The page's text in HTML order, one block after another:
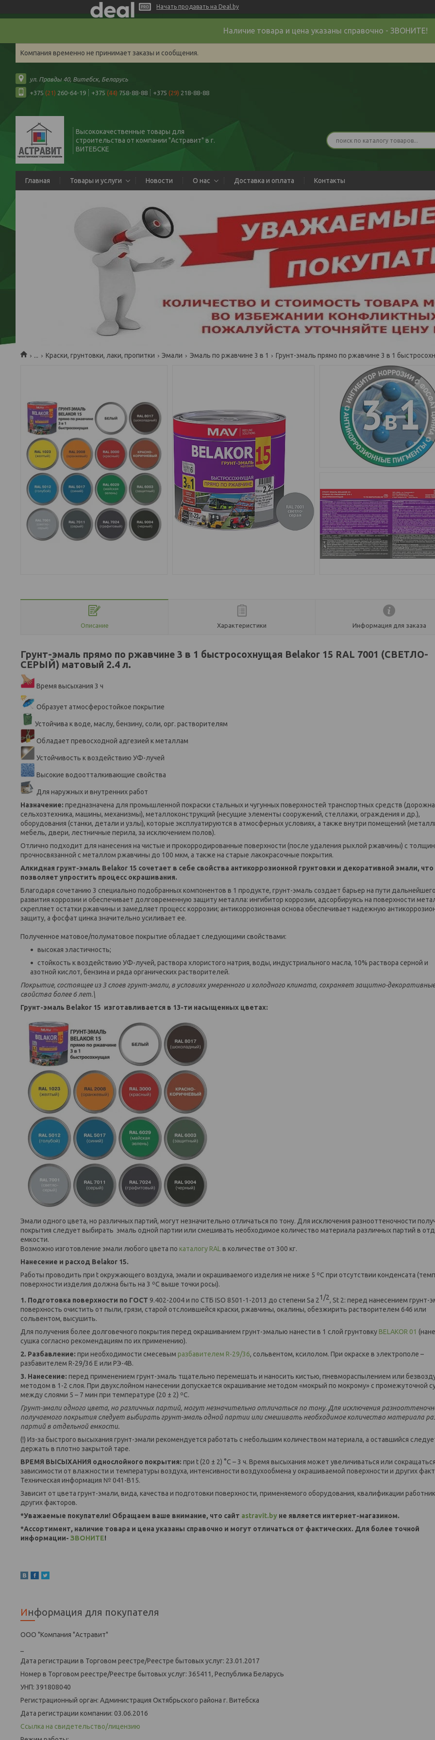
Начать продавать на Deal.by
Наличие товара и цена указаны справочно - ЗВОНИТЕ!
Компания временно не принимает заказы и сообщения.
ул. Правды 40, Витебск, Беларусь
+375 (21) 260-64-19 +375 (44) 758-88-88 +375 (29) 218-88-88
Высококачественные товары для
строительства от компании "Астравит" в г.
ВИТЕБСКЕ
Главная Товары и услуги Новости О нас Доставка и оплата Контакты
... Краски, грунтовки, лаки, пропитки Эмали Эмаль по ржавчине 3 в 1 Грунт-эмаль прямо по ржавчине 3 в 1
Описание Характеристики Информация для заказа
Грунт-эмаль прямо по ржавчине 3 в 1 быстросохнущая Belakor 15 RAL 7001 (СВЕТЛО-
СЕРЫЙ) матовый 2.4 л.
Время высыхания 3 ч
Образует атмосферостойкое покрытие
Устойчива к воде, маслу, бензину, соли, орг. растворителям
Обладает превосходной адгезией к металлам
Устойчивость к воздействию УФ-лучей
Высокие водоотталкивающие свойства
Для наружных и внутренних работ
Назначение: предназначена для промышленной покраски стальных и чугунных поверхностей транспортных средств
сельхозтехника, машины, механизмы), металлоконструкций (несущие элементы сооружений, стеллажи, ограждения и др.),
оборудования (станки, детали и узлы), которые эксплуатируются в атмосферных условиях, а также внутри помещений
мебель, двери, лестничные перила, за исключением полов).
Отлично подходит для нанесения на чистые и прокорродированные поверхности (после удаления рыхлой ржавчины) с
прочносвязанной с металлом ржавчины до 100 мкм, а также на старые лакокрасочные покрытия.
Алкидная грунт-эмаль Belakor 15 сочетает в себе свойства антикоррозионной грунтовки и декоративной эмали, что
позволяет упростить процесс окрашивания.
Благодаря сочетанию 3 специально подобранных компонентов в 1 продукте, грунт-эмаль создает барьер на пути дальнейшего
развития коррозии и обеспечивает долговременную защиту металла: ингибитор коррозии, адсорбируясь на поверхности
скрепляет остатки ржавчины и замедляет процесс коррозии; антикоррозионная основа обеспечивает надежную
защиту, а фосфат цинка значительно усиливает ее.
Полученное матовое/полуматовое покрытие обладает следующими свойствами:
высокая эластичность;
стойкость к воздействию УФ-лучей, раствора хлористого натрия, воды, индустриального масла, 10% раствора серной и
азотной кислот, бензина и ряда органических растворителей.
Покрытие, состоящее из 3 слоев грунт-эмали, в условиях умеренного и холодного климата, сохраняет защитно-декоративные
свойства более 6 лет.\
Грунт-эмаль Belakor 15 изготавливается в 13-ти насыщенных цветах:
Эмали одного цвета, но различных партий, могут незначительно отличаться по тону. Для исключения разнооттеночности
покрытия следует выбирать эмаль одной партии или смешивать необходимое количество материала различных партий в
емкости.
Возможно изготовление эмали любого цвета по каталогу RAL в количестве от 300 кг.
Нанесение и расход Belakor 15.
Работы проводить при t окружающего воздуха, эмали и окрашиваемого изделия не ниже 5 ºС при отсутствии конденсата
поверхности изделия должна быть на 3 ºС выше точки росы).
1. Подготовка поверхности по ГОСТ 9.402-2004 и по СТБ ISO 8501-1-2013 до степени Sa 21/2, St 2: перед нанесением грунт-
поверхность очистить от пыли, грязи, старой отслоившейся краски, ржавчины, окалины, обезжирить растворителем 646 или
сольвентом, высушить.
Для получения более долговечного покрытия перед окрашиванием грунт-эмалью нанести в 1 слой грунтовкуBELAKOR 01
сушка согласно рекомендациям по их применению).
2. Разбавление: при необходимости смесевым разбавителем R-29/36, сольвентом, ксилолом. При окраске в электрополе –
разбавителем R-29/36 E или РЭ-4В.
3. Нанесение: перед применением грунт-эмаль тщательно перемешать и наносить кистью, пневмораспылением или
методом в 1-2 слоя. При двухслойном нанесении допускается окрашивание методом «мокрый по мокрому» с промежуточной
между слоями 5 – 7 мин при температуре (20 ± 2) ºС.
Грунт-эмали одного цвета, но различных партий, могут незначительно отличаться по тону. Для исключения
получаемого покрытия следует выбирать грунт-эмаль одной партии или смешивать необходимое количество материала
партий в отдельной емкости.
(!) Из-за быстрого высыхания грунт-эмали рекомендуется работать с небольшим количеством материала, а оставшийся
держать в плотно закрытой таре.
ВРЕМЯ ВЫСЫХАНИЯ однослойного покрытия: при t (20 ± 2) °С – 3 ч. Время высыхания может увеличиваться или
зависимости от влажности и температуры воздуха, интенсивности воздухообмена у окрашиваемой поверхности и других
Техническая информация № 041-B15.
Зависит от цвета грунт-эмали, вида, качества и подготовки поверхности, применяемого оборудования, квалификации
других факторов.
*Уважаемые покупатели! Обращаем ваше внимание, что сайт astravit.by не является интернет-магазином.
*Ассортимент, наличие товара и цена указаны справочно и могут отличаться от фактических. Для более точной
информации- ЗВОНИТЕ!
Информация для покупателя
ООО "Компания "Астравит"
Дата регистрации в Торговом реестре/Реестре бытовых услуг: 23.01.2017
Номер в Торговом реестре/Реестре бытовых услуг: 365411, Республика Беларусь
УНП: 391808040
Регистрационный орган: Администрация Октябрьского района г. Витебска
Дата регистрации компании: 03.06.2016
Ссылка на свидетельство/лицензию